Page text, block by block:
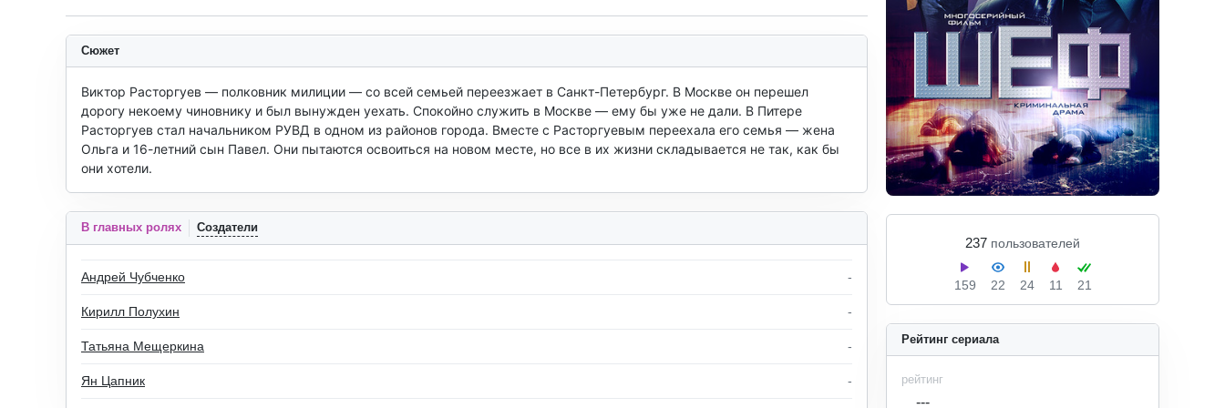
237 пользователей
159 22 24 11 21
Рейтинг сериала
рейтинг
---
Сюжет
Виктор Расторгуев — полковник милиции — со всей семьей переезжает в Санкт-Петербург. В Москве он перешел
дорогу некоему чиновнику и был вынужден уехать. Спокойно служить в Москве — ему бы уже не дали. В Питере
Расторгуев стал начальником РУВД в одном из районов города. Вместе с Расторгуевым переехала его семья — жена
Ольга и 16-летний сын Павел. Они пытаются освоиться на новом месте, но все в их жизни складывается не так, как бы
они хотели.
В главных ролях Создатели
Андрей Чубченко -
Кирилл Полухин -
Татьяна Мещеркина -
Ян Цапник -